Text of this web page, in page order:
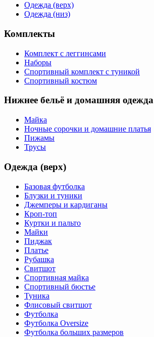
Одежда (верх)
Одежда (низ)
Комплекты
Комплект с леггинсами
Наборы
Спортивный комплект с туникой
Спортивный костюм
Нижнее бельё и домашняя одежда
Майка
Ночные сорочки и домашние платья
Пижамы
Трусы
Одежда (верх)
Базовая футболка
Блузки и туники
Джемперы и кардиганы
Кроп-топ
Куртки и пальто
Майки
Пиджак
Платье
Рубашка
Свитшот
Спортивная майка
Спортивный бюстье
Туника
Флисовый свитшот
Футболка
Футболка Oversize
Футболка больших размеров